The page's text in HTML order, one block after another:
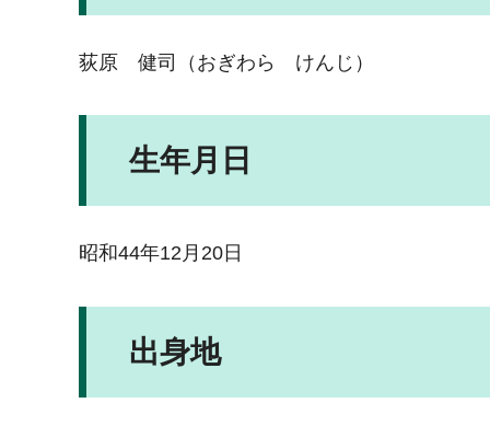
荻原 健司（おぎわら けんじ）
生年月日
昭和44年12月20日
出身地